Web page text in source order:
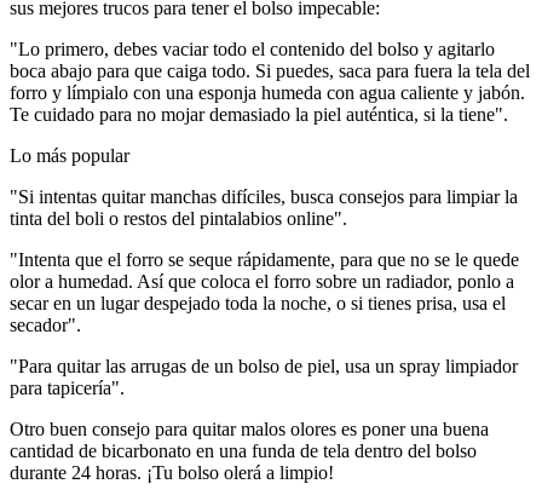
sus mejores trucos para tener el bolso impecable:
"Lo primero, debes vaciar todo el contenido del bolso y agitarlo
boca abajo para que caiga todo. Si puedes, saca para fuera la tela del
forro y límpialo con una esponja humeda con agua caliente y jabón.
Te cuidado para no mojar demasiado la piel auténtica, si la tiene".
Lo más popular
"Si intentas quitar manchas difíciles, busca consejos para limpiar la
tinta del boli o restos del pintalabios online".
"Intenta que el forro se seque rápidamente, para que no se le quede
olor a humedad. Así que coloca el forro sobre un radiador, ponlo a
secar en un lugar despejado toda la noche, o si tienes prisa, usa el
secador".
"Para quitar las arrugas de un bolso de piel, usa un spray limpiador
para tapicería".
Otro buen consejo para quitar malos olores es poner una buena
cantidad de bicarbonato en una funda de tela dentro del bolso
durante 24 horas. ¡Tu bolso olerá a limpio!